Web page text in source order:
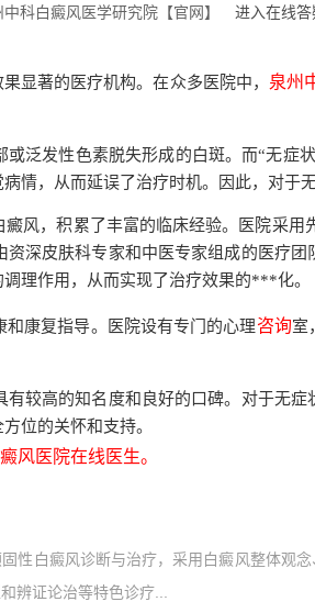
中科白癜风医学研究院【官网】 进入在线答
显著的医疗机构。在众多医院中， 泉州
泛发性色素脱失形成的白斑。而“无症
情，从而延误了治疗时机。因此，对于
风，积累了丰富的临床经验。医院采
深皮肤科专家和中医专家组成的医疗
理作用，从而实现了治疗效果的***化。
康复指导。医院设有专门的心理咨询室
较高的知名度和良好的口碑。对于无
位的关怀和支持。
医院在线医生。
性白癜风诊断与治疗，采用白癜风整体观
辨证论治等特色诊疗...